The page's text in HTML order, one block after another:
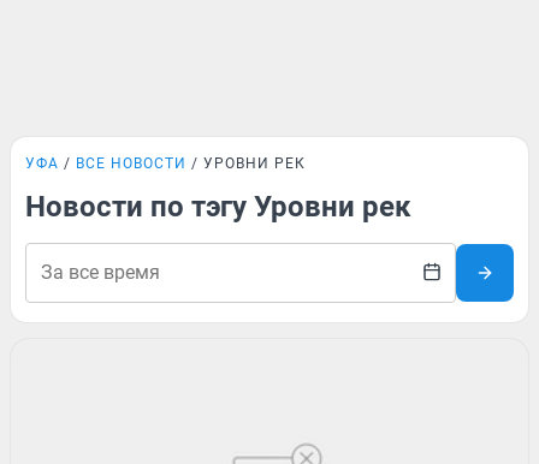
УФА ВСЕ НОВОСТИ УРОВНИ РЕК
Новости по тэгу Уровни рек